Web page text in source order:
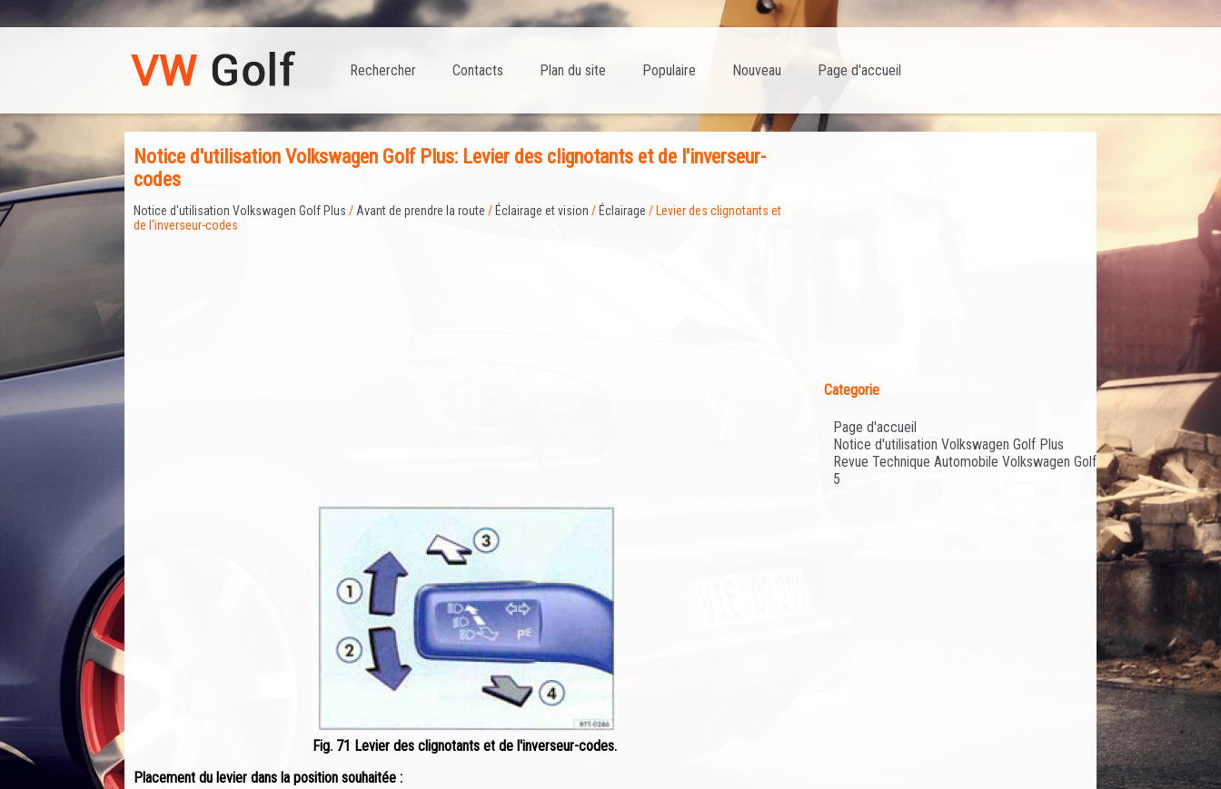
Page d'accueil
Nouveau
Populaire
Plan du site
Contacts
Rechercher
Notice d'utilisation Volkswagen Golf Plus: Levier des clignotants et de l'inverseur-
codes
Notice d'utilisation Volkswagen Golf Plus /Avant de prendre la route / Éclairage et vision / Éclairage / Levier des clignotants et
de l'inverseur-codes
Fig. 71 Levier des clignotants et de l'inverseur-codes.
Placement du levier dans la position souhaitée :
Categorie
Page d'accueil
Notice d'utilisation Volkswagen Golf Plus
Revue Technique Automobile Volkswagen Golf
5